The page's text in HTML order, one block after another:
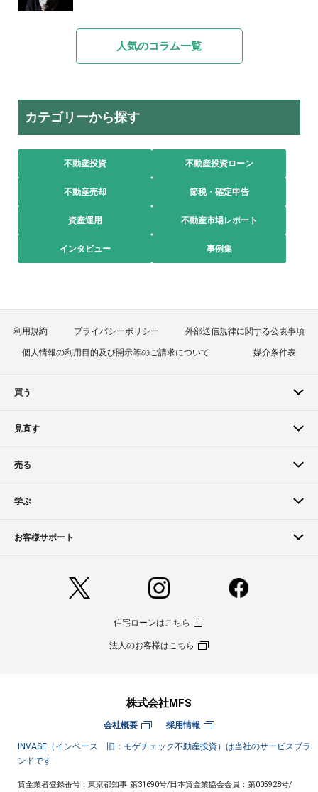
人気のコラム一覧
カテゴリーから探す
不動産投資 不動産投資ローン
不動産売却 節税・確定申告
資産運用 不動産市場レポート
インタビュー 事例集
利用規約 プライバシーポリシー 外部送信規律に関する公表事項
個人情報の利用目的及び開示等のご請求について 媒介条件表
買う
見直す
売る
学ぶ
お客様サポート
住宅ローンはこちら
法人のお客様はこちら
株式会社MFS
会社概要 採用情報
INVASE（インベース 旧：モゲチェック不動産投資）は当社のサービスブラ
ンドです
貸金業者登録番号：東京都知事 第31690号/日本貸金業協会会員：第005928号/